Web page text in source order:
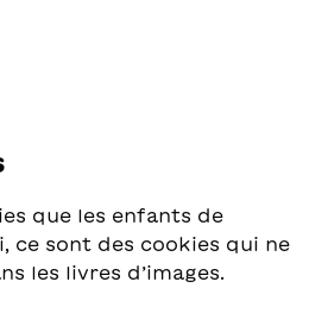
que les enfants de
ce sont des cookies qui ne
les livres d’images.